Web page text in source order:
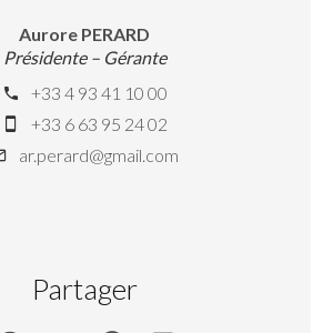
Aurore PERARD
Présidente – Gérante
+33 4 93 41 10 00
+33 6 63 95 24 02
ar.perard@gmail.com
Partager